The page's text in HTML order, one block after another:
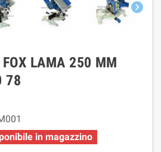

LAMA 250 MM
78
in magazzino